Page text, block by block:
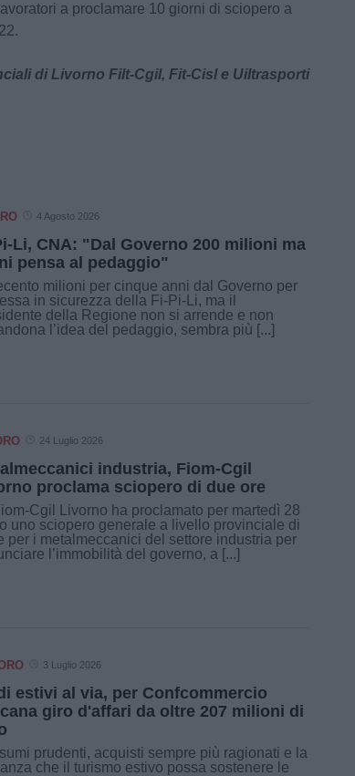
a proclamare 10 giorni di sciopero a
di Livorno Filt-Cgil, Fit-Cisl e Uiltrasporti
4 Agosto 2026
Li, CNA: "Dal Governo 200 milioni ma
pensa al pedaggio"
milioni per cinque anni dal Governo per
in sicurezza della Fi-Pi-Li, ma il
della Regione non si arrende e non
l’idea del pedaggio, sembra più [...]
24 Luglio 2026
industria, Fiom-Cgil
proclama sciopero di due ore
Cgil Livorno ha proclamato per martedì 28
uno sciopero generale a livello provinciale di
per i metalmeccanici del settore industria per
l’immobilità del governo, a [...]
3 Luglio 2026
estivi al via, per Confcommercio
giro d'affari da oltre 207 milioni di
prudenti, acquisti sempre più ragionati e la
che il turismo estivo possa sostenere le